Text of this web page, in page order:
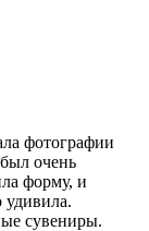
фотографии
очень
форму, и
удивила.
сувениры.